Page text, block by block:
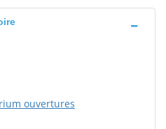
ouvertures